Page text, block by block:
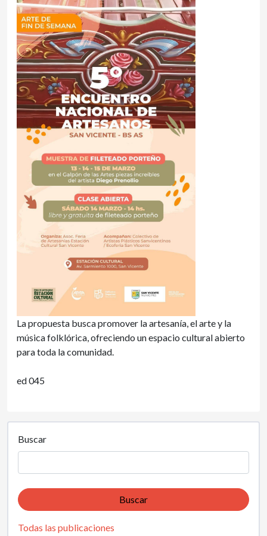
La propuesta busca promover la artesanía, el arte y la
música folklórica, ofreciendo un espacio cultural abierto
para toda la comunidad.
ed 045
Buscar
Buscar
Todas las publicaciones